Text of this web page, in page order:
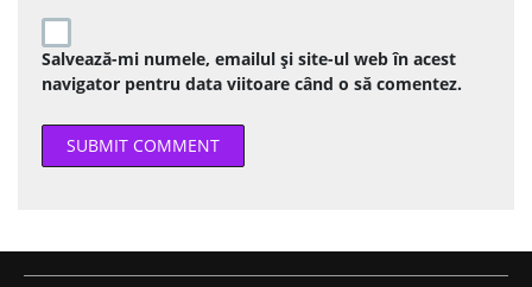
Salvează-mi numele, emailul și site-ul web în acest
navigator pentru data viitoare când o să comentez.